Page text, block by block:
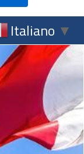
Italiano ▼